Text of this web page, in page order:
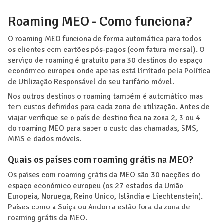
Roaming MEO - Como funciona?
O roaming MEO funciona de forma automática para todos
os clientes com cartões pós-pagos (com fatura mensal). O
serviço de roaming é gratuito para 30 destinos do espaço
económico europeu onde apenas está limitado pela Política
de Utilização Responsável do seu tarifário móvel.
Nos outros destinos o roaming também é automático mas
tem custos definidos para cada zona de utilização. Antes de
viajar verifique se o país de destino fica na zona 2, 3 ou 4
do roaming MEO para saber o custo das chamadas, SMS,
MMS e dados móveis.
Quais os países com roaming grátis na MEO?
Os países com roaming grátis da MEO são 30 nacções do
espaço económico europeu (os 27 estados da União
Europeia, Noruega, Reino Unido, Islândia e Liechtenstein).
Países como a Suiça ou Andorra estão fora da zona de
roaming grátis da MEO.